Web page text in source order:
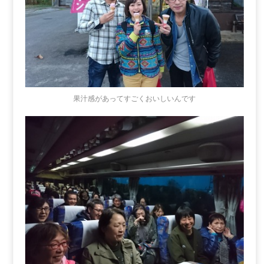
果汁感があってすごくおいしいんです